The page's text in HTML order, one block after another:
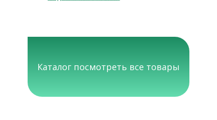
Каталог посмотреть все товары